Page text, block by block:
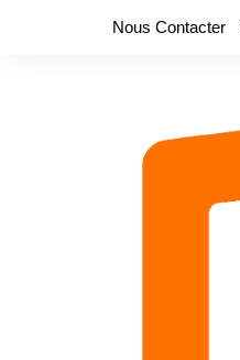
Nous Contacter